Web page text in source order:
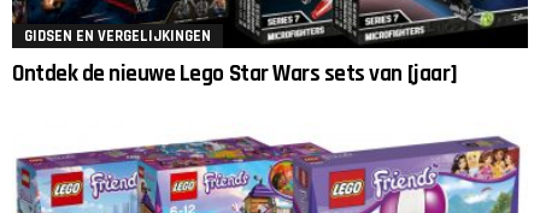
GIDSEN EN VERGELIJKINGEN
Ontdek de nieuwe Lego Star Wars sets van [jaar]